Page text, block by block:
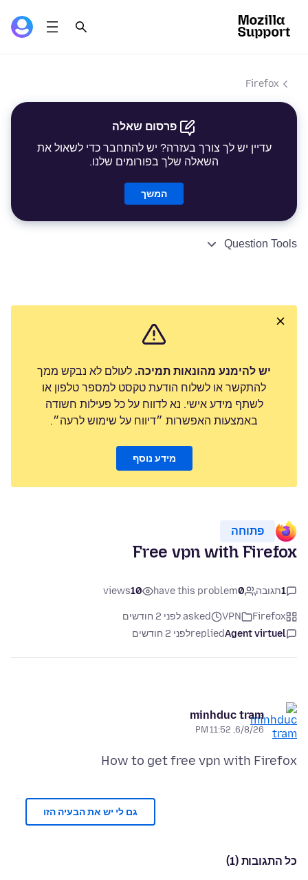
Firefox
פרסום שאלה
עדיין יש לך צורך בעזרה? יש להתחבר כדי לשאול את
השאלה שלך בפורומים שלנו.
המשך
Question Tools
יש להימנע מהונאות תמיכה. לעולם לא נבקש ממך
להתקשר או לשלוח הודעת טקסט למספר טלפון או
לשתף מידע אישי. נא לדווח על כל פעילות חשודה
באמצעות האפשרות ״דיווח על שימוש לרעה״.
מידע נוסף
פתוחה
Free vpn with Firefox
1תגובה 0
have this problem
10
views
Firefox
VPN
asked לפני 2 חודשים
Agent virtuel
repliedלפני 2 חודשים
minhduc tram
6/8/26, 11:52 PM
How to get free vpn with Firefox
גם לי יש את הבעיה הזו
כל התגובות (1)